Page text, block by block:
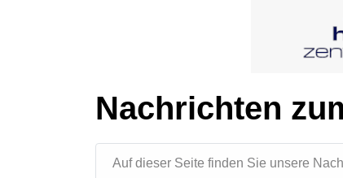
Nachrichten
Auf dieser Seite finden Sie unsere